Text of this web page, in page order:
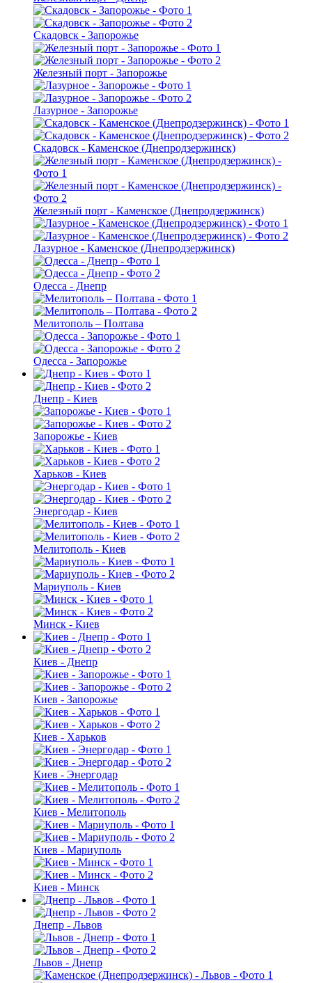
Скадовск - Запорожье
Железный порт - Запорожье
Лазурное - Запорожье
Скадовск - Каменское (Днепродзержинск)
Железный порт - Каменское (Днепродзержинск)
Лазурное - Каменское (Днепродзержинск)
Одесса - Днепр
Мелитополь – Полтава
Одесса - Запорожье
Днепр - Киев
Запорожье - Киев
Харьков - Киев
Энергодар - Киев
Мелитополь - Киев
Мариуполь - Киев
Минск - Киев
Киев - Днепр
Киев - Запорожье
Киев - Харьков
Киев - Энергодар
Киев - Мелитополь
Киев - Мариуполь
Киев - Минск
Днепр - Львов
Львов - Днепр